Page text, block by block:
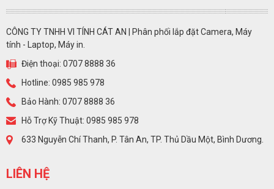
CÔNG TY TNHH VI TÍNH CÁT AN | Phân phối lắp đặt Camera, Máy
tính - Laptop, Máy in.
Điện thoại: 0707 8888 36
Hotline: 0985 985 978
Bảo Hành: 0707 8888 36
Hỗ Trợ Kỹ Thuật: 0985 985 978
633 Nguyễn Chí Thanh, P. Tân An, TP. Thủ Dầu Một, Bình Dương.
LIÊN HỆ